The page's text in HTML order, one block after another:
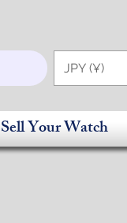
JPY (¥)
Sell Your Watch